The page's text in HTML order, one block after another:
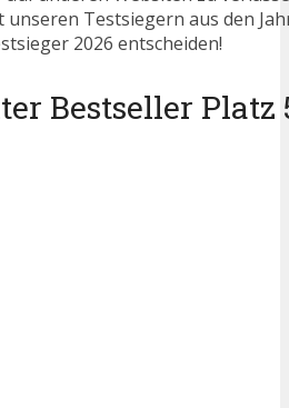
Testsiegern aus den
2026 entscheiden!
Bestseller Platz